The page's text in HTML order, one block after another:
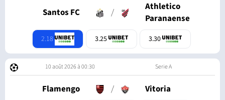
Santos FC /
Athletico
Paranaense
2.18 3.25 3.30
10 août 2026 à 00:30 Serie A
Flamengo / Vitoria